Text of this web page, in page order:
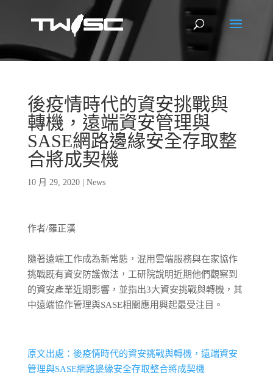
後疫情時代的資安挑戰與
轉機，遠端資安管理與
SASE網路邊緣安全存取整
合將成契機
10 月 29, 2020| News
作者/羅正漢
隨著遠端工作成為新常態，混用雲端服務與在家協作
挑戰既有資安防護做法，工研院說明近期他們觀察到
的資安產業近期影響，並指出3大資安挑戰與轉機，其
中遠端協作管理與SASE相關應用興起最受注目。
原文出處：後疫情時代的資安挑戰與轉機，遠端資安
管理與SASE網路邊緣安全存取整合將成契機